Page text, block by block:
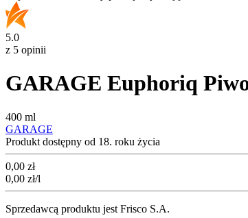
5.0
z 5 opinii
GARAGE Euphoriq
400 ml
GARAGE
Produkt dostępny od 18. roku życia
Cena
0,00 zł
0,00 zł/l
Sprzedawcą produktu jest Frisco S.A.